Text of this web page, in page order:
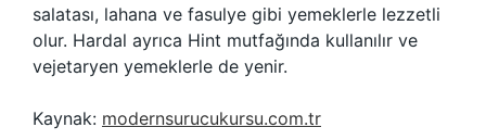
salatası, lahana ve fasulye gibi yemeklerle lezzetli
olur. Hardal ayrıca Hint mutfağında kullanılır ve
vejetaryen yemeklerle de yenir.
Kaynak: modernsurucukursu.com.tr